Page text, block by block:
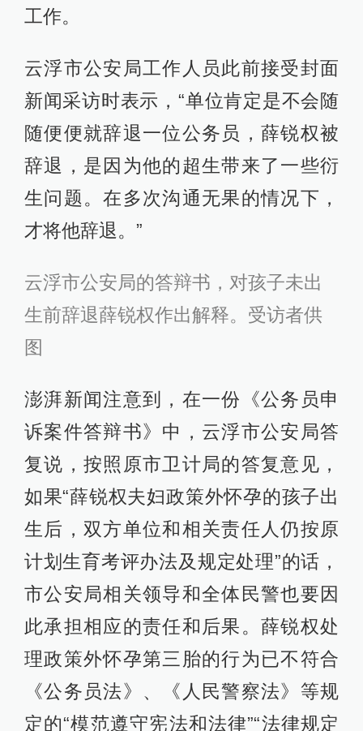
工作。
云浮市公安局工作人员此前接受封面
新闻采访时表示，“单位肯定是不会随
随便便就辞退一位公务员，薛锐权被
辞退，是因为他的超生带来了一些衍
生问题。在多次沟通无果的情况下，
才将他辞退。”
云浮市公安局的答辩书，对孩子未出
生前辞退薛锐权作出解释。 受访者供
图
澎湃新闻注意到，在一份《公务员申
诉案件答辩书》中，云浮市公安局答
复说，按照原市卫计局的答复意见，
如果“薛锐权夫妇政策外怀孕的孩子出
生后，双方单位和相关责任人仍按原
计划生育考评办法及规定处理”的话，
市公安局相关领导和全体民警也要因
此承担相应的责任和后果。薛锐权处
理政策外怀孕第三胎的行为已不符合
《公务员法》、《人民警察法》等规
定的“模范遵守宪法和法律”“法律规定